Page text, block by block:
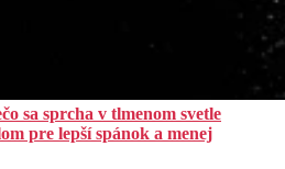
sa sprcha v tlmenom svetle
pre lepší spánok a menej